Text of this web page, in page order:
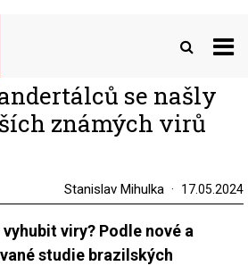
se našly
známých virů
Stanislav Mihulka 17.05.2024
viry? Podle nové a
studie brazilských